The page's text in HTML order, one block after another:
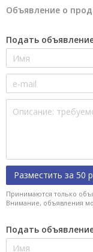
Объявление о
Подать
Разместить за 50
Принимаются только
Внимание, объявления
Подать